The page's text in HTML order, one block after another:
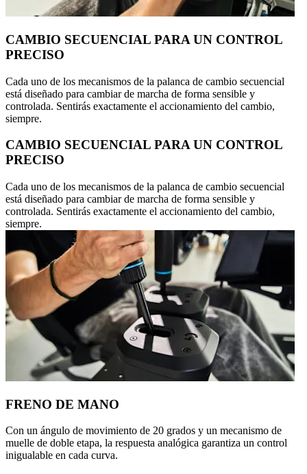
CAMBIO SECUENCIAL PARA UN CONTROL
PRECISO
Cada uno de los mecanismos de la palanca de cambio secuencial
está diseñado para cambiar de marcha de forma sensible y
controlada. Sentirás exactamente el accionamiento del cambio,
siempre.
CAMBIO SECUENCIAL PARA UN CONTROL
PRECISO
Cada uno de los mecanismos de la palanca de cambio secuencial
está diseñado para cambiar de marcha de forma sensible y
controlada. Sentirás exactamente el accionamiento del cambio,
siempre.
FRENO DE MANO
Con un ángulo de movimiento de 20 grados y un mecanismo de
muelle de doble etapa, la respuesta analógica garantiza un control
inigualable en cada curva.